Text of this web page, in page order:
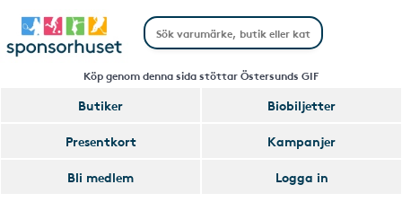
Köp genom denna sida stöttar Östersunds GIF
Butiker
Biobiljetter
Presentkort
Kampanjer
Bli medlem
Logga in